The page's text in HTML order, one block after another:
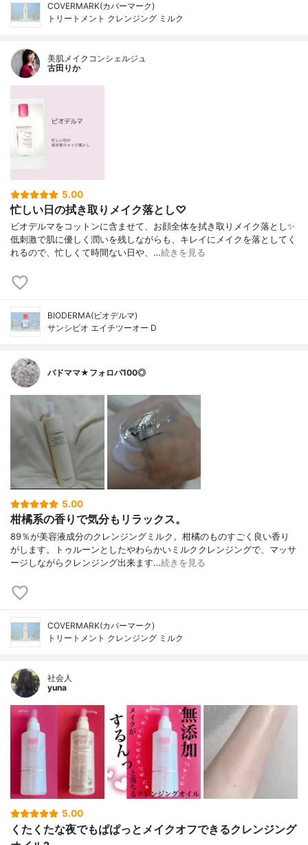
COVERMARK(カバーマーク)
トリートメント クレンジング ミルク
美肌メイクコンシェルジュ
古田りか
5.00
忙しい日の拭き取りメイク落とし♡
ビオデルマをコットンに含ませて、お顔全体を拭き取りメイク落とし✨
低刺激で肌に優しく潤いを残しながらも、キレイにメイクを落としてく
れるので、忙しくて時間ない日や、…続きを見る
BIODERMA(ビオデルマ)
サンシビオ エイチツーオー D
バドママ★フォロバ100◎
5.00
柑橘系の香りで気分もリラックス。
89％が美容液成分のクレンジングミルク。柑橘のものすごく良い香り
がします。トゥルーンとしたやわらかいミルククレンジングで、マッサ
ージしながらクレンジング出来ます…続きを見る
COVERMARK(カバーマーク)
トリートメント クレンジング ミルク
社会人
yuna
5.00
くたくたな夜でもぱぱっとメイクオフできるクレンジング